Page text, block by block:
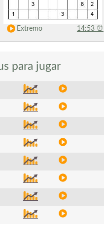
Extremo 14:53 ⏰
para jugar